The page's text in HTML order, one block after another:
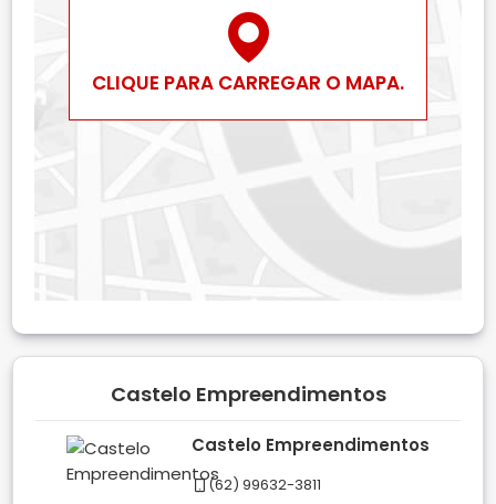
CLIQUE PARA CARREGAR O MAPA.
Castelo Empreendimentos
Castelo Empreendimentos
(62) 99632-3811